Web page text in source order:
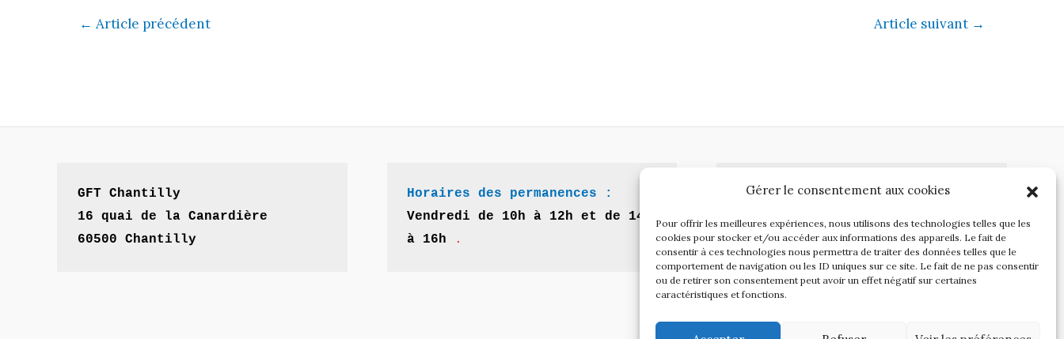
Gérer le consentement aux cookies
Pour offrir les meilleures expériences, nous utilisons des technologies telles que les
cookies pour stocker et/ou accéder aux informations des appareils. Le fait de
consentir à ces technologies nous permettra de traiter des données telles que le
comportement de navigation ou les ID uniques sur ce site. Le fait de ne pas consentir
ou de retirer son consentement peut avoir un effet négatif sur certaines
caractéristiques et fonctions.
Navigation
← Article précédent Article suivant →
GFT Chantilly
16 quai de la Canardière
60500 Chantilly
Horaires des permanences :
Vendredi de 10h à 12h et de 14h
à 16h .
03 44 57 84 91
06 42 41 46 86
gftchantilly@orange.fr